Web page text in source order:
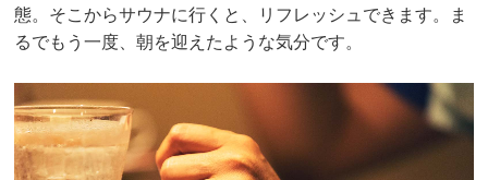
態。そこからサウナに行くと、リフレッシュできます。ま
るでもう一度、朝を迎えたような気分です。